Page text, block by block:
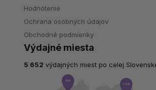
Hodnotenie
Ochrana osobných údajov
Obchodné podmienky
Výdajné miesta
5 652 výdajných miest po celej